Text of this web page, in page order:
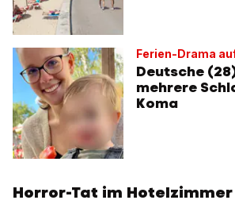
Ferien-Drama
Deutsche
mehrere
Koma
Horror-Tat im Hotelzimmer